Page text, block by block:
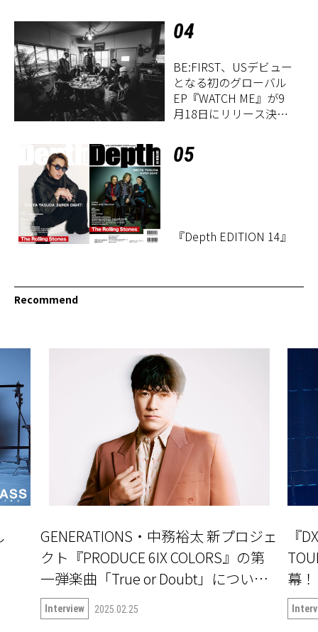
04
BE:FIRST、USデビュー
となる初のグローバル
EP『WATCH ME』が9
月18日にリリース決
05
『Depth EDITION 14』
Recommend
GENERATIONS・中務裕太 新プロジェ
クト『PRODUCE 6IX COLORS』の第
一弾楽曲「True or Doubt」について
語る
Interview 2025.02.25
『